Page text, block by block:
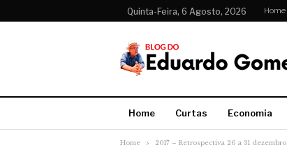
Quinta-Feira, 6 Agosto, 2026 Home
Home Curtas Economia
Home 2017 – Retrospectiva 26 a 31 dezembro